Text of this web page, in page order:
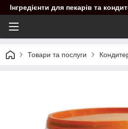
Інгредієнти для пекарів та
Товари та послуги